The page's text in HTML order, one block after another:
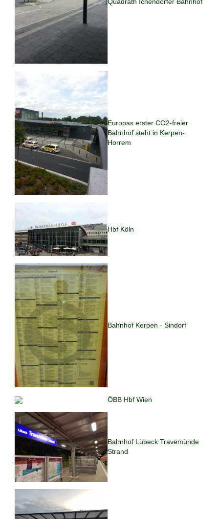
Europas erster CO2-freier
Bahnhof steht in Kerpen-
Horrem
Hbf Köln
Bahnhof Kerpen - Sindorf
ÖBB Hbf Wien
Bahnhof Lübeck Travemünde
Strand